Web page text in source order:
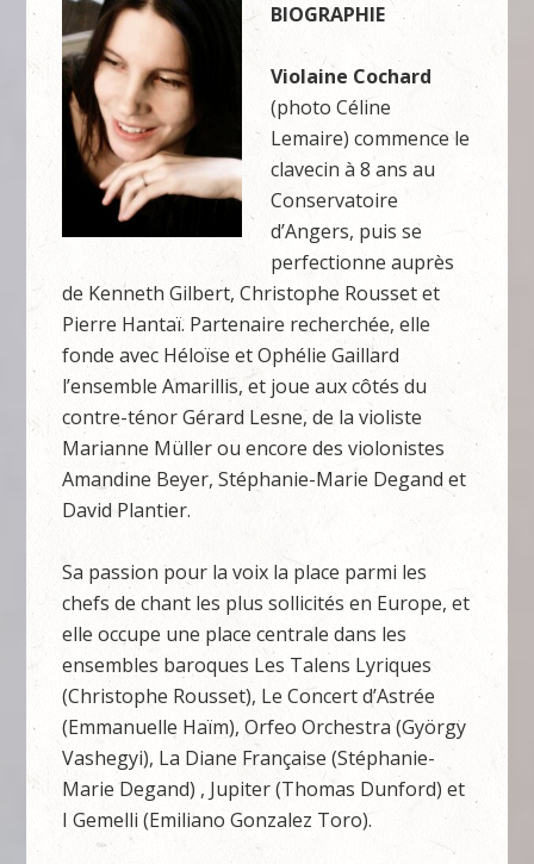
BIOGRAPHIE
Violaine Cochard
(photo Céline
Lemaire) commence le
clavecin à 8 ans au
Conservatoire
d’Angers, puis se
perfectionne auprès
de Kenneth Gilbert, Christophe Rousset et
Pierre Hantaï. Partenaire recherchée, elle
fonde avec Héloïse et Ophélie Gaillard
l’ensemble Amarillis, et joue aux côtés du
contre-ténor Gérard Lesne, de la violiste
Marianne Müller ou encore des violonistes
Amandine Beyer, Stéphanie-Marie Degand et
David Plantier.
Sa passion pour la voix la place parmi les
chefs de chant les plus sollicités en Europe, et
elle occupe une place centrale dans les
ensembles baroques Les Talens Lyriques
(Christophe Rousset), Le Concert d’Astrée
(Emmanuelle Haïm), Orfeo Orchestra (György
Vashegyi), La Diane Française (Stéphanie-
Marie Degand) , Jupiter (Thomas Dunford) et
I Gemelli (Emiliano Gonzalez Toro).